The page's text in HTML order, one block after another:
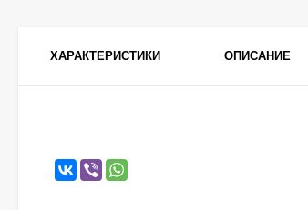
ХАРАКТЕРИСТИКИ ОПИСАНИЕ